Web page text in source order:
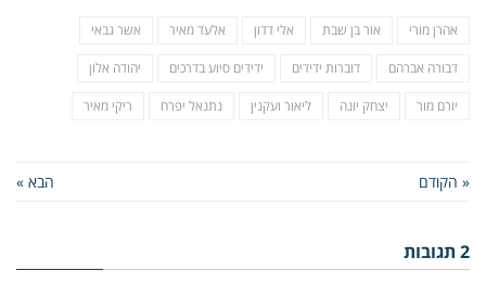
אהרן מורי אור בן שבת אלי דדון אלעד מאיר אשר גבאי
דבורה אברהם דוברות ידידים ידידים סיוע בדרכים יהודה אלון
יורם מור יצחק יונה ליאור ועקנין נתנאל יפרח ריקי מאיר
« הקודם הבא »
2 תגובות